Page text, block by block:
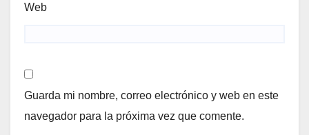
Web
Guarda mi nombre, correo electrónico y web en este
navegador para la próxima vez que comente.